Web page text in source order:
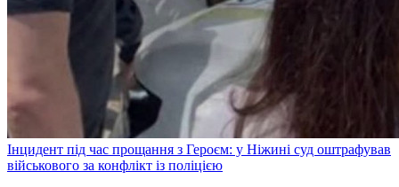
Інцидент під час прощання з Героєм: у Ніжині суд оштрафував
військового за конфлікт із поліцією